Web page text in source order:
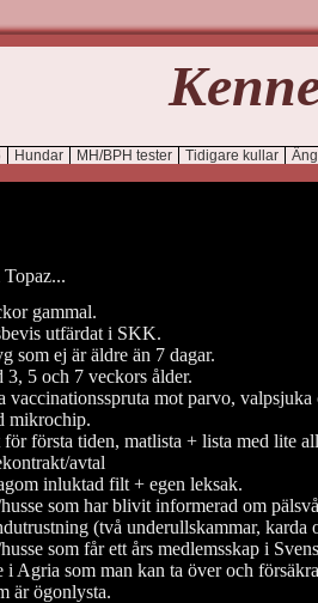
Hundar MH/BPH tester Tidigare kullar
gammal.
utfärdat i SKK.
som ej är äldre än 7 dagar.
3, 5 och 7 veckors ålder.
vaccinationsspruta mot parvo,
mikrochip.
för första tiden, matlista + lista med lite
avtal
inluktad filt + egen leksak.
som har blivit informerad om
(två underullskammar, karda
som får ett års medlemsskap i
i Agria som man kan ta över och
är ögonlysta.